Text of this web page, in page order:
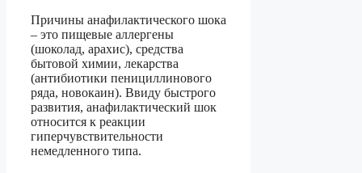
Причины анафилактического шока
– это пищевые аллергены
(шоколад, арахис), средства
бытовой химии, лекарства
(антибиотики пенициллинового
ряда, новокаин). Ввиду быстрого
развития, анафилактический шок
относится к реакции
гиперчувствительности
немедленного типа.